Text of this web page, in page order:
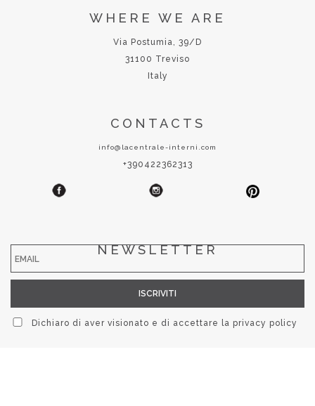
WHERE WE ARE
Via Postumia, 39/D
31100 Treviso
Italy
CONTACTS
info@lacentrale-interni.com
+390422362313
NEWSLETTER
Dichiaro di aver visionato e di accettare la privacy policy